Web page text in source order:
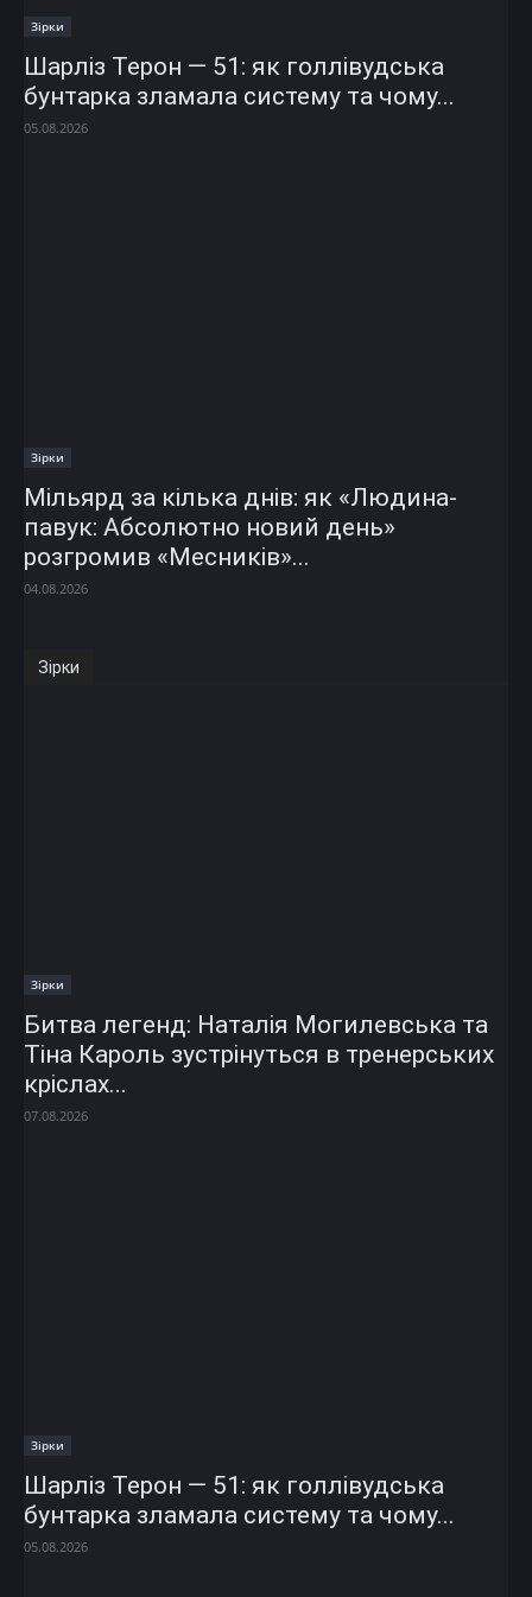
Зірки
Шарліз Терон — 51: як голлівудська
бунтарка зламала систему та чому...
05.08.2026
Зірки
Мільярд за кілька днів: як «Людина-
павук: Абсолютно новий день»
розгромив «Месників»...
04.08.2026
Зірки
Зірки
Битва легенд: Наталія Могилевська та
Тіна Кароль зустрінуться в тренерських
кріслах...
07.08.2026
Зірки
Шарліз Терон — 51: як голлівудська
бунтарка зламала систему та чому...
05.08.2026